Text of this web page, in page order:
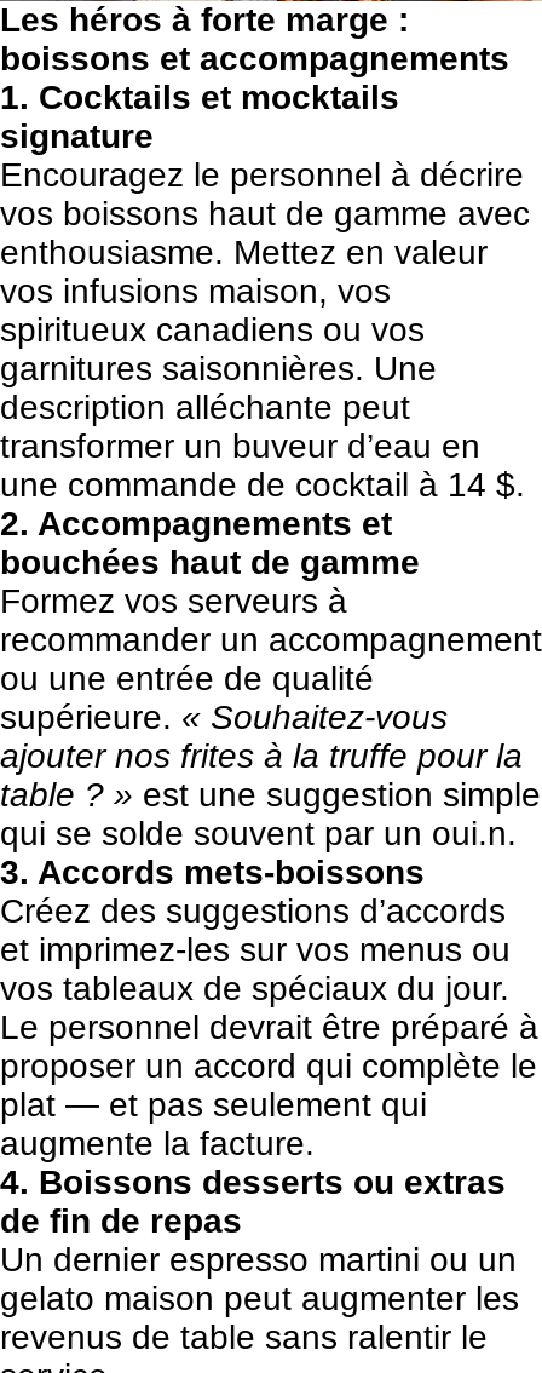
Les héros à forte marge :
boissons et accompagnements
1. Cocktails et mocktails
signature
Encouragez le personnel à décrire
vos boissons haut de gamme avec
enthousiasme. Mettez en valeur
vos infusions maison, vos
spiritueux canadiens ou vos
garnitures saisonnières. Une
description alléchante peut
transformer un buveur d’eau en
une commande de cocktail à 14 $.
2. Accompagnements et
bouchées haut de gamme
Formez vos serveurs à
recommander un accompagnement
ou une entrée de qualité
supérieure. « Souhaitez-vous
ajouter nos frites à la truffe pour la
table ? » est une suggestion simple
qui se solde souvent par un oui.n.
3. Accords mets-boissons
Créez des suggestions d’accords
et imprimez-les sur vos menus ou
vos tableaux de spéciaux du jour.
Le personnel devrait être préparé à
proposer un accord qui complète le
plat — et pas seulement qui
augmente la facture.
4. Boissons desserts ou extras
de fin de repas
Un dernier espresso martini ou un
gelato maison peut augmenter les
revenus de table sans ralentir le